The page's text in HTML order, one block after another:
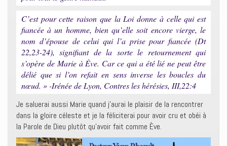
C’est pour cette raison que la Loi donne à celle qui est
fiancée à un homme, bien qu’elle soit encore vierge, le
nom d’épouse de celui qui l’a prise pour fiancée (Dt
22,23-24), signifiant de la sorte le retournement qui
s’opère de Marie à Ève. Car ce qui a été lié ne peut être
délié que si l’on refait en sens inverse les boucles du
nœud. » -Irénée de Lyon, Contres les hérésies, III,22:4
Je saluerai aussi Marie quand j’aurai le plaisir de la rencontrer
dans la gloire céleste et je la féliciterai pour avoir cru et obéi à
la Parole de Dieu plutôt qu’avoir fait comme Ève.